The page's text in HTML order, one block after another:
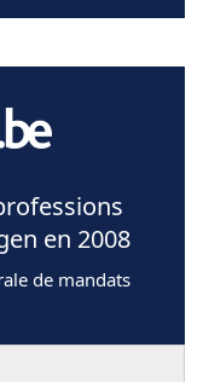
en 2008
de mandats